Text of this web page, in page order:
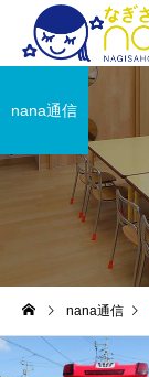
nana通信
nana通信